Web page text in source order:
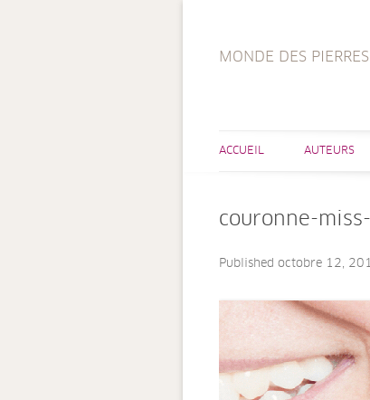
MONDE DES PIERRES
ACCUEIL AUTEURS
couronne-
Published octobre 12,